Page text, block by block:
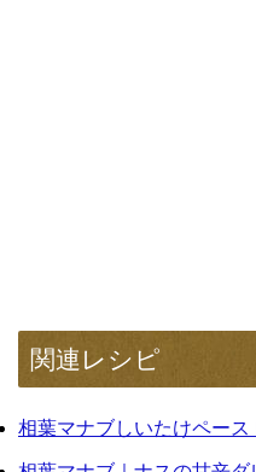
関連レシピ
相葉マナブしいたけペー